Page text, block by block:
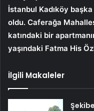
İstanbul Kadıköy
oldu. Caferağa
katındaki bir
yaşındaki Fatma His
İlgili Makaleler